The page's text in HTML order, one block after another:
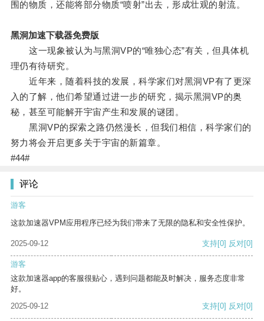
围的物质，还能将部分物质“喷射”出去，形成壮观的射流。
黑洞加速下载器免费版
这一现象被认为与黑洞VP的“唯独心态”有关，但具体机
理仍有待研究。
近年来，随着科技的发展，科学家们对黑洞VP有了更深
入的了解，他们希望通过进一步的研究，揭示黑洞VP的奥
秘，甚至可能解开宇宙产生和发展的谜团。
黑洞VP的探索之路仍然漫长，但我们相信，科学家们的
努力将会开启更多关于宇宙的新篇章。
#44#
评论
游客
这款加速器VPM应用程序已经为我们带来了无限的隐私和安全性保护。
2025-09-12 支持[0] 反对[0]
游客
这款加速器app的客服很贴心，遇到问题都能及时解决，服务态度非常
好。
2025-09-12
支持[0] 反对[0]